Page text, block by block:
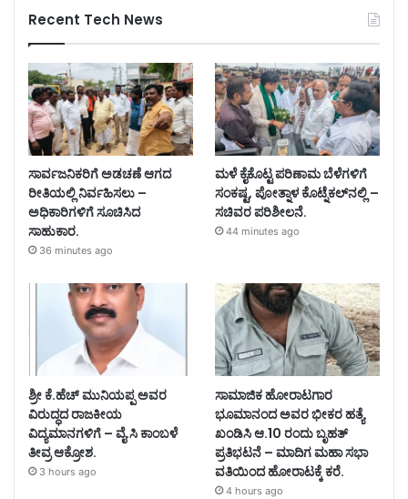
Recent Tech News
ಸಾರ್ವಜನಿಕರಿಗೆ ಅಡಚಣೆ ಆಗದ
ರೀತಿಯಲ್ಲಿ ನಿರ್ವಹಿಸಲು –
ಅಧಿಕಾರಿಗಳಿಗೆ ಸೂಚಿಸಿದ
ಸಾಹುಕಾರ.
36 minutes ago
ಮಳೆ ಕೈಕೊಟ್ಟ ಪರಿಣಾಮ ಬೆಳೆಗಳಿಗೆ
ಸಂಕಷ್ಟ, ಪೋತ್ನಾಳ ಕೊಟ್ನೆಕಲ್‌ನಲ್ಲಿ –
ಸಚಿವರ ಪರಿಶೀಲನೆ.
44 minutes ago
ಶ್ರೀ ಕೆ.ಹೆಚ್ ಮುನಿಯಪ್ಪ ಅವರ
ವಿರುದ್ಧದ ರಾಜಕೀಯ
ವಿದ್ಯಮಾನಗಳಿಗೆ – ವೈ.ಸಿ ಕಾಂಬಳೆ
ತೀವ್ರ ಆಕ್ರೋಶ.
3 hours ago
ಸಾಮಾಜಿಕ ಹೋರಾಟಗಾರ
ಭೂಮಾನಂದ ಅವರ ಭೀಕರ ಹತ್ಯೆ
ಖಂಡಿಸಿ ಆ.10 ರಂದು ಬೃಹತ್
ಪ್ರತಿಭಟನೆ – ಮಾದಿಗ ಮಹಾ ಸಭಾ
ವತಿಯಿಂದ ಹೋರಾಟಕ್ಕೆ ಕರೆ.
4 hours ago